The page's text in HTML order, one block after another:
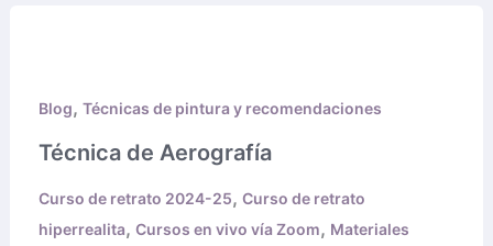
Blog, Técnicas de pintura y recomendaciones
Técnica de Aerografía
Curso de retrato 2024-25, Curso de retrato
hiperrealita, Cursos en vivo vía Zoom, Materiales